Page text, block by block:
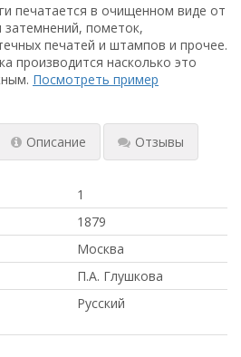
печатается в очищенном виде от
затемнений, пометок,
печатей и штампов и прочее.
производится насколько это
Посмотреть пример
Описание Отзывы
1
1879
Москва
П.А. Глушкова
Русский